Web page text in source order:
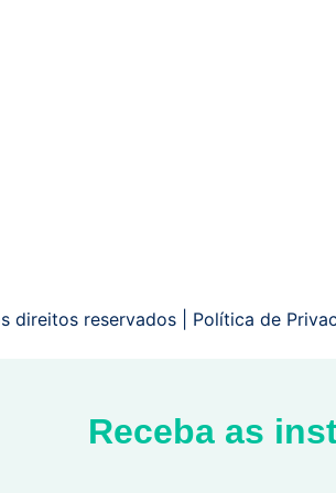
direitos reservados | Política de
Receba as